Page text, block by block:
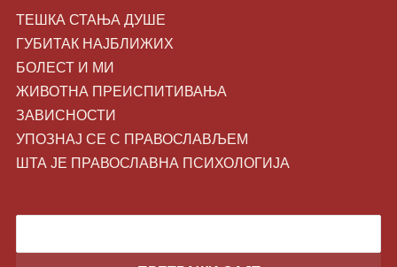
ТЕШКА СТАЊА ДУШЕ
ГУБИТАК НАЈБЛИЖИХ
БОЛЕСТ И МИ
ЖИВОТНA ПРЕИСПИТИВАЊА
ЗАВИСНОСТИ
УПОЗНАЈ СЕ С ПРАВОСЛАВЉЕМ
ШТА ЈЕ ПРАВОСЛАВНА ПСИХОЛОГИЈА